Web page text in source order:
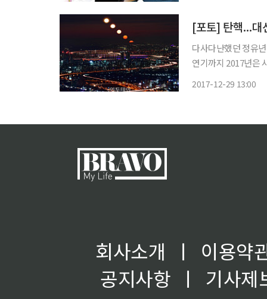
[포토] 탄핵...
다사다난했던 정유
연기까지 2017년은
2017-12-29 13:00
회사소개 ㅣ
이용약
공지사항
ㅣ
기사제